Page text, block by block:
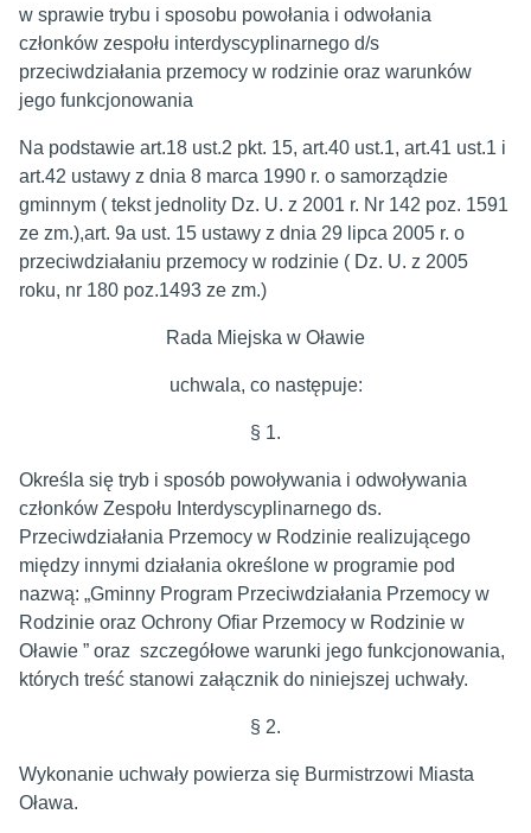
w sprawie trybu i sposobu powołania i odwołania
członków zespołu interdyscyplinarnego d/s
przeciwdziałania przemocy w rodzinie oraz warunków
jego funkcjonowania
Na podstawie art.18 ust.2 pkt. 15, art.40 ust.1, art.41 ust.1 i
art.42 ustawy z dnia 8 marca 1990 r. o samorządzie
gminnym ( tekst jednolity Dz. U. z 2001 r. Nr 142 poz. 1591
ze zm.),art. 9a ust. 15 ustawy z dnia 29 lipca 2005 r. o
przeciwdziałaniu przemocy w rodzinie ( Dz. U. z 2005
roku, nr 180 poz.1493 ze zm.)
Rada Miejska w Oławie
uchwala, co następuje:
§ 1.
Określa się tryb i sposób powoływania i odwoływania
członków Zespołu Interdyscyplinarnego ds.
Przeciwdziałania Przemocy w Rodzinie realizującego
między innymi działania określone w programie pod
nazwą: „Gminny Program Przeciwdziałania Przemocy w
Rodzinie oraz Ochrony Ofiar Przemocy w Rodzinie w
Oławie ” oraz szczegółowe warunki jego funkcjonowania,
których treść stanowi załącznik do niniejszej uchwały.
§ 2.
Wykonanie uchwały powierza się Burmistrzowi Miasta
Oława.